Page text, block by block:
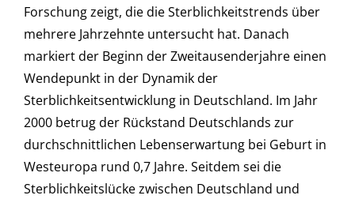
Forschung zeigt, die die Sterblichkeitstrends über
mehrere Jahrzehnte untersucht hat. Danach
markiert der Beginn der Zweitausenderjahre einen
Wendepunkt in der Dynamik der
Sterblichkeitsentwicklung in Deutschland. Im Jahr
2000 betrug der Rückstand Deutschlands zur
durchschnittlichen Lebenserwartung bei Geburt in
Westeuropa rund 0,7 Jahre. Seitdem sei die
Sterblichkeitslücke zwischen Deutschland und